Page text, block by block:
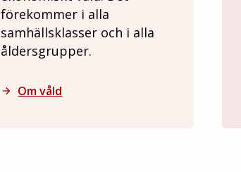
förekommer i alla
samhällsklasser och i alla
åldersgrupper.
arrow_forward Om våld